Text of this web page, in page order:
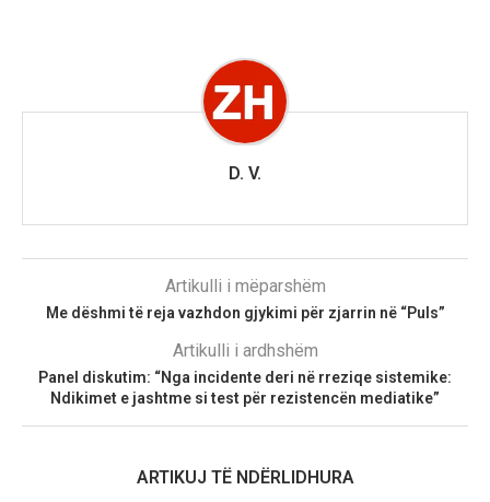
D. V.
Artikulli i mëparshëm
Me dëshmi të reja vazhdon gjykimi për zjarrin në “Puls”
Artikulli i ardhshëm
Panel diskutim: “Nga incidente deri në rreziqe sistemike:
Ndikimet e jashtme si test për rezistencën mediatike”
ARTIKUJ TË NDËRLIDHURA